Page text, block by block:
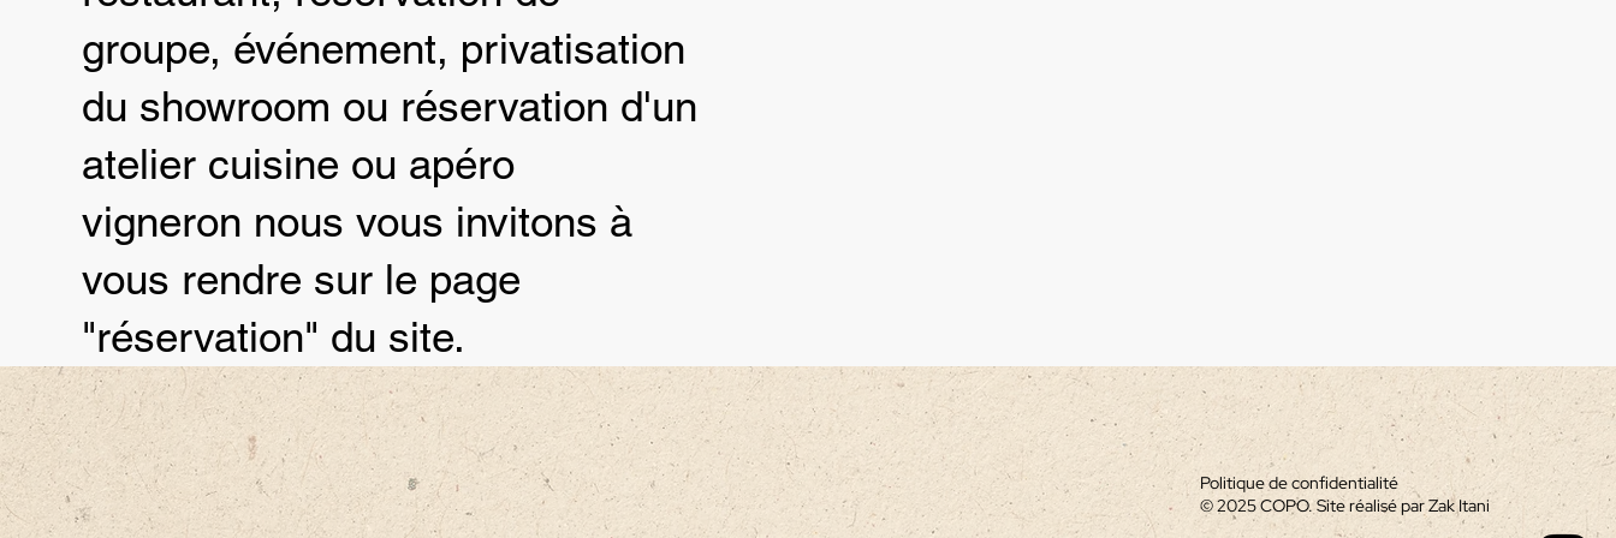
groupe, événement, privatisation
du showroom ou réservation d'un
atelier cuisine ou apéro
vigneron nous vous invitons à
vous rendre sur le page
"réservation" du site.
Politique de confidentialité
© 2025 COPO. Site réalisé par Zak Itani